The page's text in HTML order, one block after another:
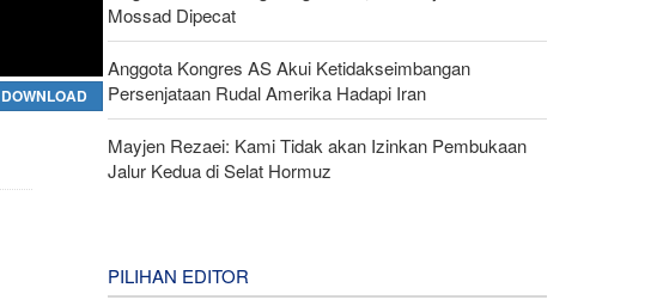
DOWNLOAD
Mossad Dipecat
Anggota Kongres AS Akui Ketidakseimbangan
Persenjataan Rudal Amerika Hadapi Iran
Mayjen Rezaei: Kami Tidak akan Izinkan Pembukaan
Jalur Kedua di Selat Hormuz
PILIHAN EDITOR